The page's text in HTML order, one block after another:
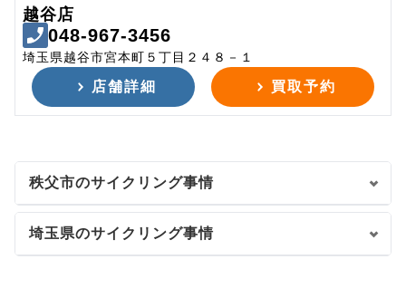
越谷店
048-967-3456
埼玉県越谷市宮本町５丁目２４８－１
店舗詳細 買取予約
秩父市のサイクリング事情
埼玉県のサイクリング事情